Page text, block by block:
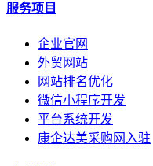
服务项目
企业官网
外贸网站
网站排名优化
微信小程序开发
平台系统开发
康企达美采购网入驻